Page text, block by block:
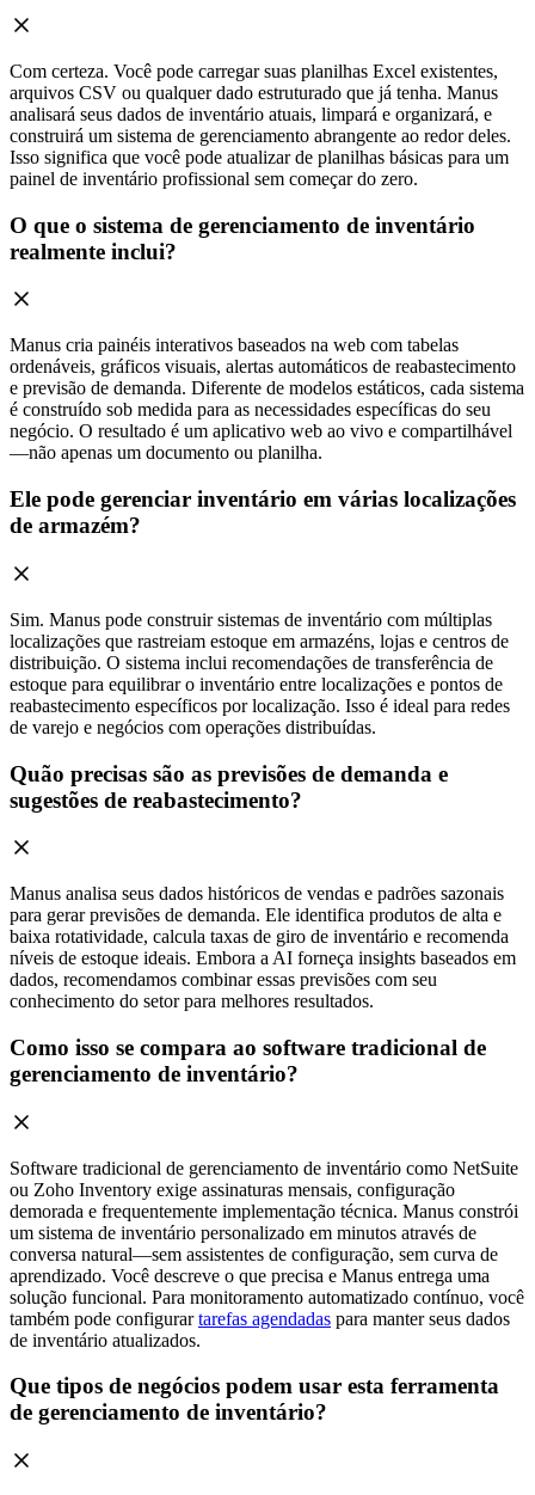
Com certeza. Você pode carregar suas planilhas Excel existentes,
arquivos CSV ou qualquer dado estruturado que já tenha. Manus
analisará seus dados de inventário atuais, limpará e organizará, e
construirá um sistema de gerenciamento abrangente ao redor deles.
Isso significa que você pode atualizar de planilhas básicas para um
painel de inventário profissional sem começar do zero.
O que o sistema de gerenciamento de inventário
realmente inclui?
Manus cria painéis interativos baseados na web com tabelas
ordenáveis, gráficos visuais, alertas automáticos de reabastecimento
e previsão de demanda. Diferente de modelos estáticos, cada sistema
é construído sob medida para as necessidades específicas do seu
negócio. O resultado é um aplicativo web ao vivo e compartilhável
—não apenas um documento ou planilha.
Ele pode gerenciar inventário em várias localizações
de armazém?
Sim. Manus pode construir sistemas de inventário com múltiplas
localizações que rastreiam estoque em armazéns, lojas e centros de
distribuição. O sistema inclui recomendações de transferência de
estoque para equilibrar o inventário entre localizações e pontos de
reabastecimento específicos por localização. Isso é ideal para redes
de varejo e negócios com operações distribuídas.
Quão precisas são as previsões de demanda e
sugestões de reabastecimento?
Manus analisa seus dados históricos de vendas e padrões sazonais
para gerar previsões de demanda. Ele identifica produtos de alta e
baixa rotatividade, calcula taxas de giro de inventário e recomenda
níveis de estoque ideais. Embora a AI forneça insights baseados em
dados, recomendamos combinar essas previsões com seu
conhecimento do setor para melhores resultados.
Como isso se compara ao software tradicional de
gerenciamento de inventário?
Software tradicional de gerenciamento de inventário como NetSuite
ou Zoho Inventory exige assinaturas mensais, configuração
demorada e frequentemente implementação técnica. Manus constrói
um sistema de inventário personalizado em minutos através de
conversa natural—sem assistentes de configuração, sem curva de
aprendizado. Você descreve o que precisa e Manus entrega uma
solução funcional. Para monitoramento automatizado contínuo, você
também pode configurartarefas agendadas para manter seus dados
de inventário atualizados.
Que tipos de negócios podem usar esta ferramenta
de gerenciamento de inventário?